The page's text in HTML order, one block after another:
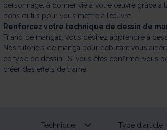
personnage, à donner vie à votre œuvre grâce
bons outils pour vous mettre à l’œuvre.
Renforcez votre technique de dessin de
Friand de mangas, vous désirez apprendre à
Nos tutoriels de manga pour débutant vous
ce type de dessin. Si vous êtes confirmé, vous
créer des effets de trame.
Technique Type d'article